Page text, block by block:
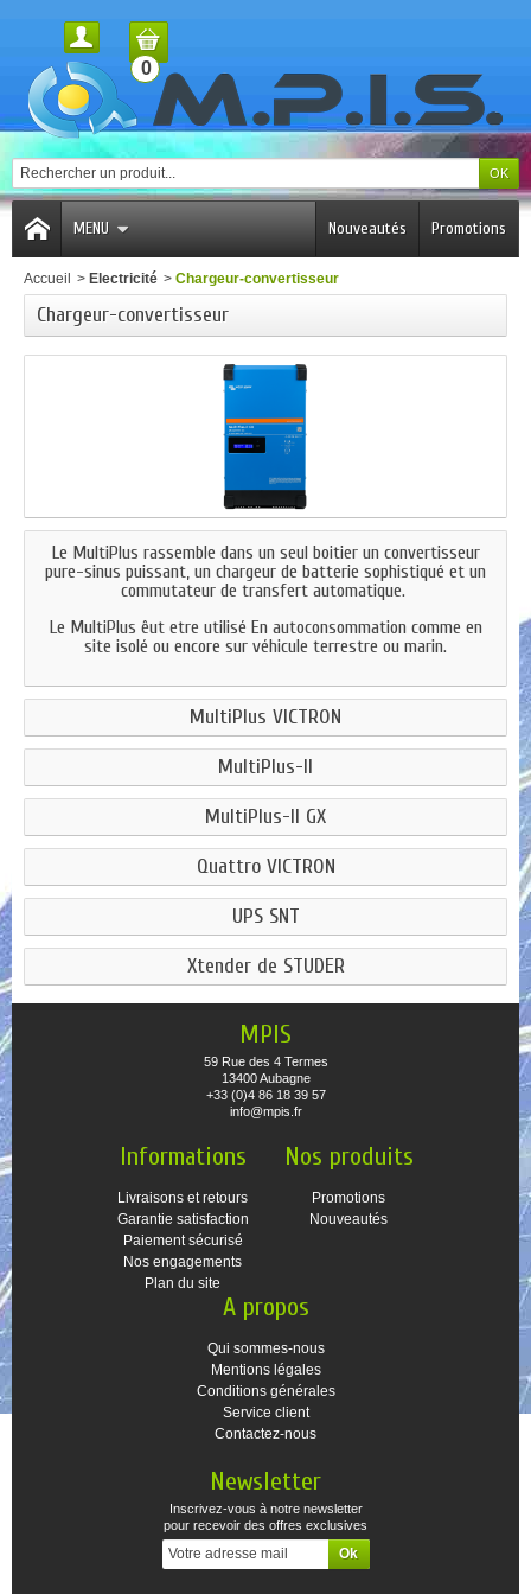
0
MENU Promotions
Nouveautés
Accueil > Electricité > Chargeur-conv​ertisseur
Chargeur-conv​ertisseur
Le MultiPlus rassemble dans un seul boitier un convertisseur
pure-sinus puissant, un chargeur de batterie sophistiqué et un
commutateur de transfert automatique.
Le MultiPlus êut etre utilisé En autoconsommation comme en
site isolé ou encore sur véhicule terrestre ou marin.
MultiPlus VICTRON
MultiPlus-II
MultiPlus-II GX
Quattro VICTRON
UPS SNT
Xtender de STUDER
MPIS
59 Rue des 4 Termes
13400 Aubagne
+33 (0)4 86 18 39 57
info@mpis.fr
Informations
Livraisons et retours
Garantie satisfaction
Paiement sécurisé
Nos engagements
Plan du site
Nos produits
Promotions
Nouveautés
A propos
Qui sommes-nous
Mentions légales
Conditions générales
Service client
Contactez-nous
Newsletter
Inscrivez-vous à notre newsletter
pour recevoir des offres exclusives